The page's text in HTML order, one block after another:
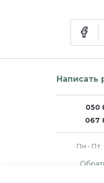
Написать
050
067
Пн - Пт